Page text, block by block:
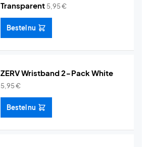
Transparent 5,95€
Bestel nu
ZERV Wristband 2-Pack White
5,95€
Bestel nu